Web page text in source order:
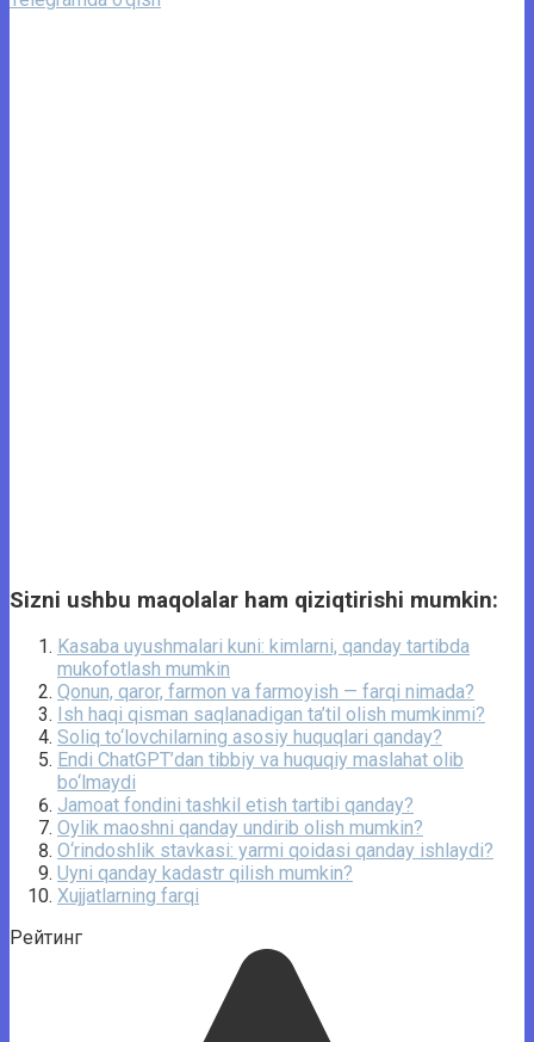
Sizni ushbu maqolalar ham qiziqtirishi mumkin:
Kasaba uyushmalari kuni: kimlarni, qanday tartibda
mukofotlash mumkin
Qonun, qaror, farmon va farmoyish — farqi nimada?
Ish haqi qisman saqlanadigan ta’til olish mumkinmi?
Soliq to‘lovchilarning asosiy huquqlari qanday?
Endi ChatGPT’dan tibbiy va huquqiy maslahat olib
bo‘lmaydi
Jamoat fondini tashkil etish tartibi qanday?
Oylik maoshni qanday undirib olish mumkin?
O‘rindoshlik stavkasi: yarmi qoidasi qanday ishlaydi?
Uyni qanday kadastr qilish mumkin?
Xujjatlarning farqi
Рейтинг